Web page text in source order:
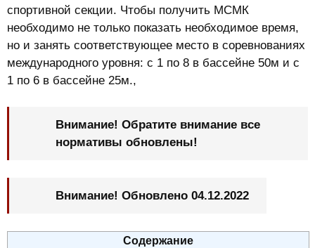
спортивной секции. Чтобы получить МСМК
необходимо не только показать необходимое время,
но и занять соответствующее место в соревнованиях
международного уровня: с 1 по 8 в бассейне 50м и с
1 по 6 в бассейне 25м.,
Внимание! Обратите внимание все
нормативы обновлены!
Внимание! Обновлено 04.12.2022
Содержание